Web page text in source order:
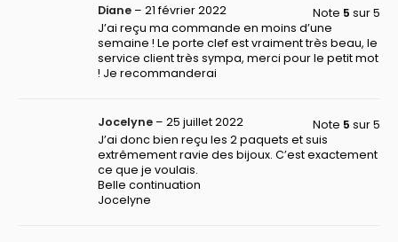
Note 5 sur 5
Diane – 21 février 2022
J’ai reçu ma commande en moins d’une
semaine ! Le porte clef est vraiment très beau, le
service client très sympa, merci pour le petit mot
! Je recommanderai
Note 5 sur 5
Jocelyne – 25 juillet 2022
J’ai donc bien reçu les 2 paquets et suis
extrêmement ravie des bijoux. C’est exactement
ce que je voulais.
Belle continuation
Jocelyne